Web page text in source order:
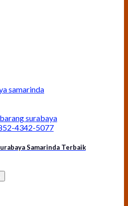
surabaya
4342-5077
Samarinda Terbaik